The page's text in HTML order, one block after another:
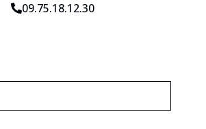
09.75.18.12.30